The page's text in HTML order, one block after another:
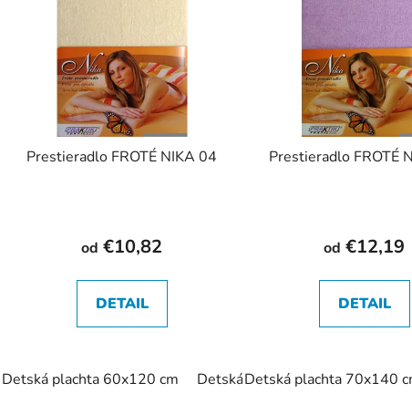
Prestieradlo FROTÉ NIKA 04
od €10,82
DETAIL
Detská plachta 60x120 cm Detská plachta 70x140 cm
Prestieradlo FROTÉ
od €12,19
DETAIL
Detská plachta 70x140